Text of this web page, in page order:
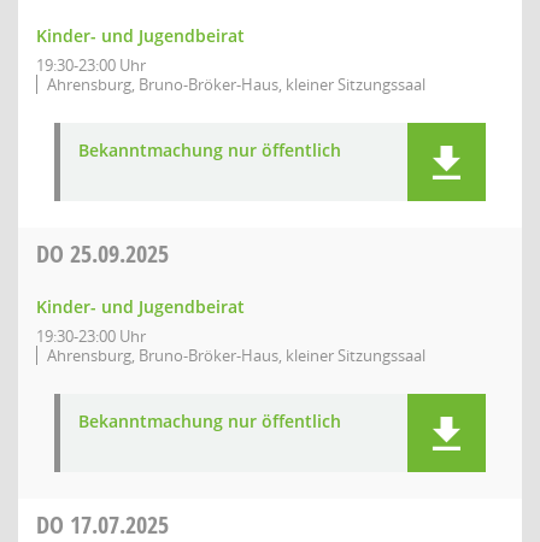
Kinder- und Jugendbeirat
19:30-23:00 Uhr
Ahrensburg, Bruno-Bröker-Haus, kleiner Sitzungssaal
Bekanntmachung nur öffentlich
DO 25.09.2025
Kinder- und Jugendbeirat
19:30-23:00 Uhr
Ahrensburg, Bruno-Bröker-Haus, kleiner Sitzungssaal
Bekanntmachung nur öffentlich
DO 17.07.2025